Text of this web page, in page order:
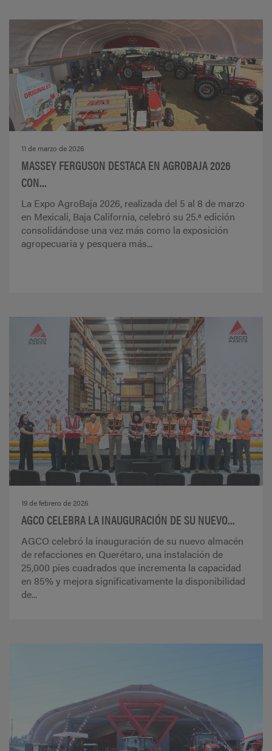
11 de marzo de 2026
MASSEY FERGUSON DESTACA EN AGROBAJA 2026
CON...
La Expo AgroBaja 2026, realizada del 5 al 8 de marzo
en Mexicali, Baja California, celebró su 25.ª edición
consolidándose una vez más como la exposición
agropecuaria y pesquera más...
19 de febrero de 2026
AGCO CELEBRA LA INAUGURACIÓN DE SU NUEVO...
AGCO celebró la inauguración de su nuevo almacén
de refacciones en Querétaro, una instalación de
25,000 pies cuadrados que incrementa la capacidad
en 85% y mejora significativamente la disponibilidad
de...